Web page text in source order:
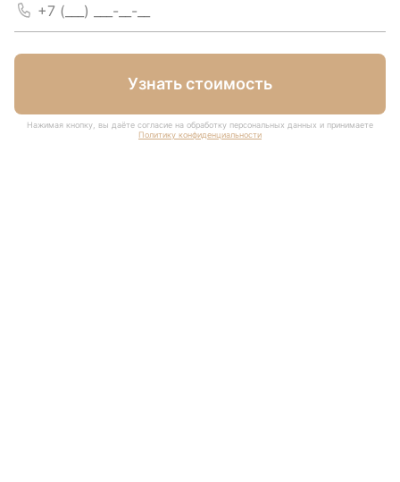
Узнать стоимость
Нажимая кнопку, вы даёте согласие на обработку персональных данных и принимаете
Политику конфиденциальности